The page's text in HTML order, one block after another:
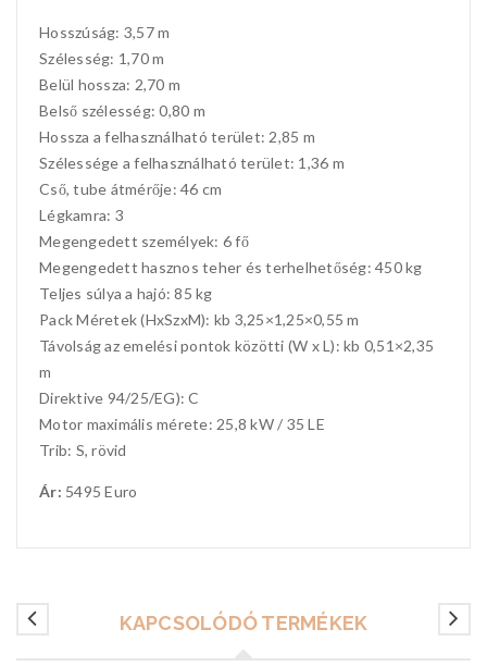
Hosszúság: 3,57 m
Szélesség: 1,70 m
Belül hossza: 2,70 m
Belső szélesség: 0,80 m
Hossza a felhasználható terület: 2,85 m
Szélessége a felhasználható terület: 1,36 m
Cső, tube átmérője: 46 cm
Légkamra: 3
Megengedett személyek: 6 fő
Megengedett hasznos teher és terhelhetőség: 450 kg
Teljes súlya a hajó: 85 kg
Pack Méretek (HxSzxM): kb 3,25×1,25×0,55 m
Távolság az emelési pontok közötti (W x L): kb 0,51×2,35
m
Direktive 94/25/EG): C
Motor maximális mérete: 25,8 kW / 35 LE
Trib: S, rövid
Ár: 5495 Euro
KAPCSOLÓDÓ TERMÉKEK